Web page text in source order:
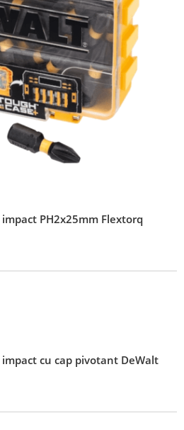
PH2x25mm Flextorq
cu cap pivotant DeWalt